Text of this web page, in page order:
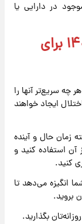
در دارایی یا
فال روزانه در روز ۲۴ خرداد ۱۴۰۵ برای
چه سریع‌تر آنها را
ایجاد خواهند
زمان حال و آینده
آن استفاده کنید و
کنید.
انگیزه می‌دهد تا
بروید.
بگذارید.